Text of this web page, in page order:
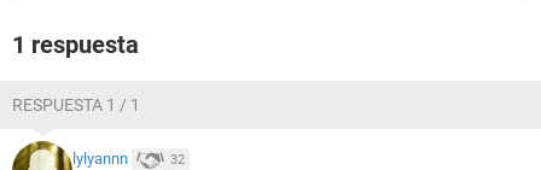
1 respuesta
RESPUESTA 1 / 1
lylyannn 32